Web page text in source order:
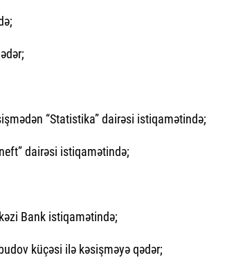
“Statistika” dairəsi istiqamətində;
dairəsi istiqamətində;
Bank istiqamətində;
küçəsi ilə kəsişməyə qədər;